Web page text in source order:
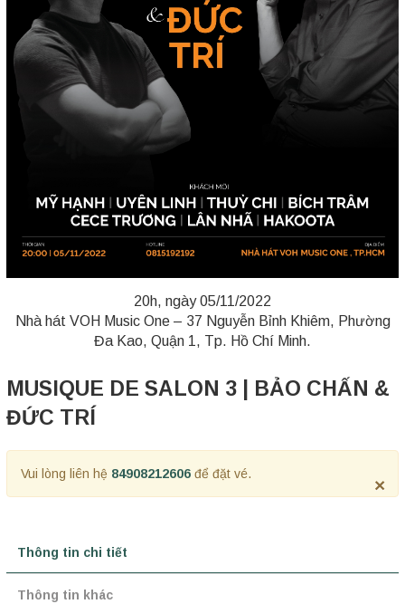
20h, ngày 05/11/2022
Nhà hát VOH Music One – 37 Nguyễn Bỉnh Khiêm, Phường
Đa Kao, Quận 1, Tp. Hồ Chí Minh.
MUSIQUE DE SALON 3 | BẢO CHẤN &
ĐỨC TRÍ
×
Vui lòng liên hệ 84908212606 để đặt vé.
Thông tin chi tiết
Thông tin khác